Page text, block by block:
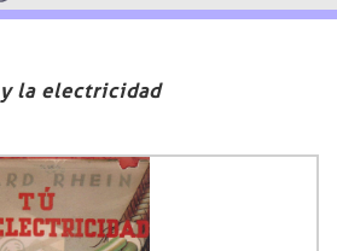
y la electricidad